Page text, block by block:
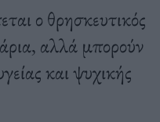
ο θρησκευτικός
αλλά μπορούν
και ψυχικής